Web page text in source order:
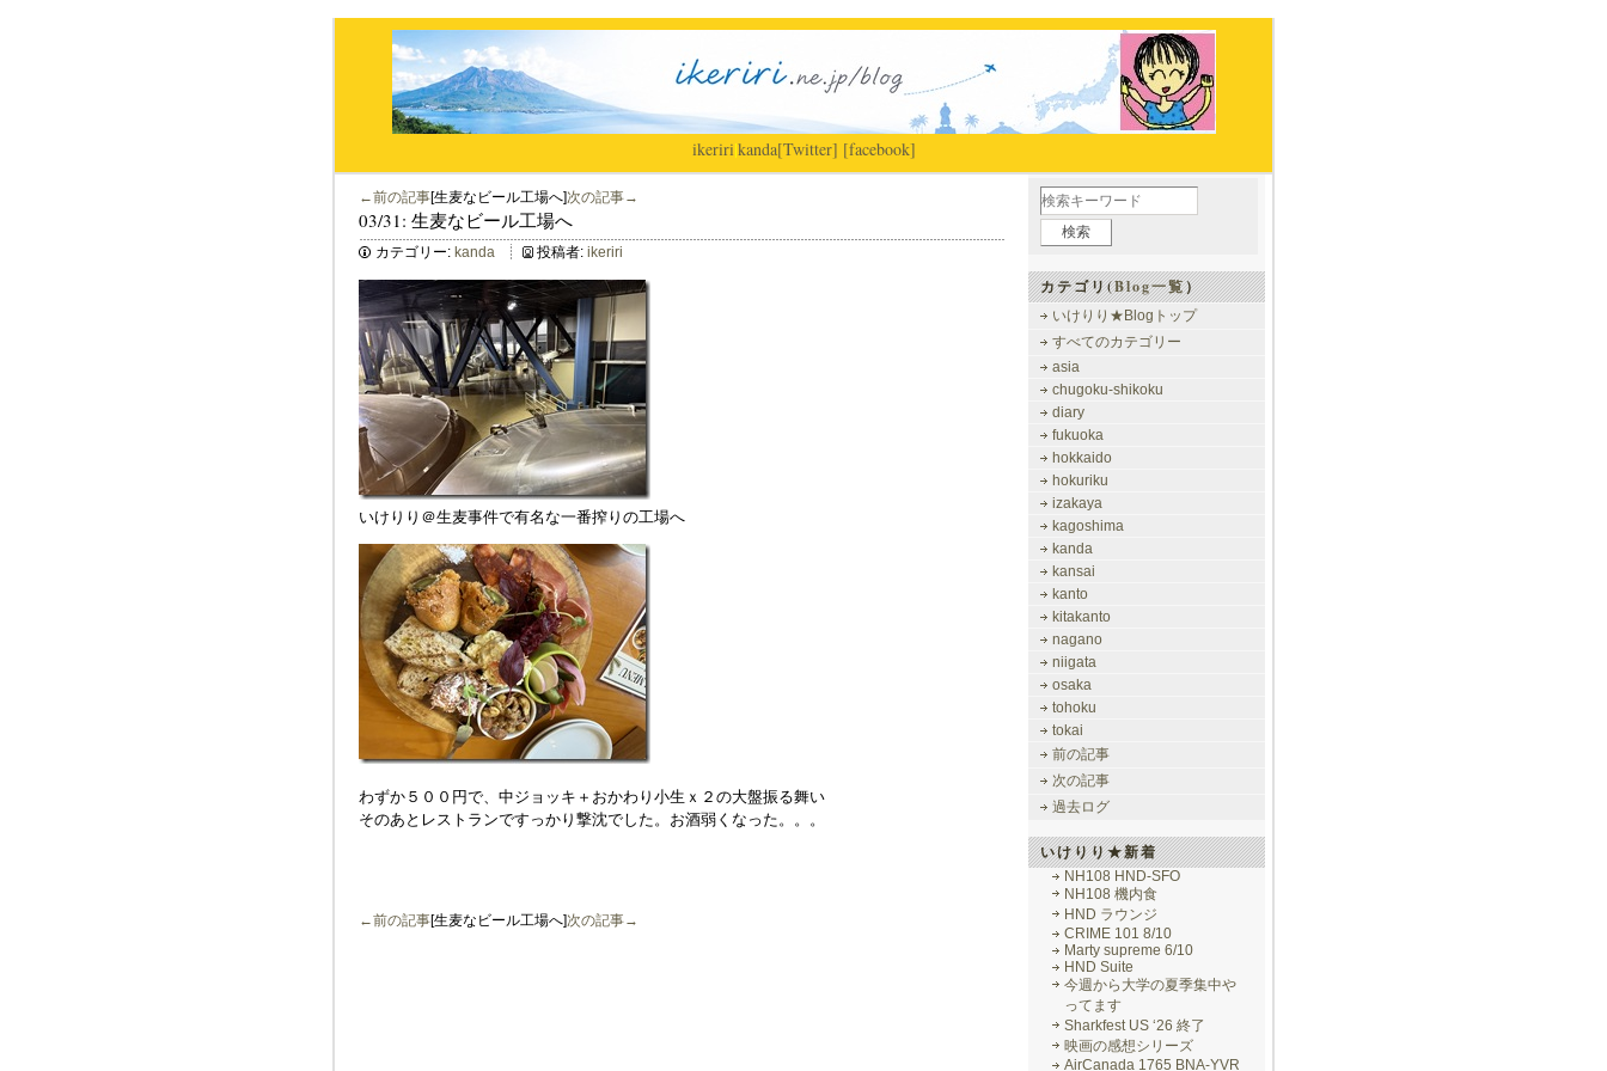
ikeriri|kanda[Twitter] [facebook]
←前の記事[生麦なビール工場へ]次の記事→
03/31: 生麦なビール工場へ
カテゴリー: kanda 投稿者: ikeriri
いけりり＠生麦事件で有名な一番搾りの工場へ
わずか５００円で、中ジョッキ＋おかわり小生ｘ２の大盤振る舞い
そのあとレストランですっかり撃沈でした。お酒弱くなった。。。
←前の記事[生麦なビール工場へ]次の記事→
カテゴリ(Blog一覧）
いけりり★Blogトップ
すべてのカテゴリー
asia
chugoku-shikoku
diary
fukuoka
hokkaido
hokuriku
izakaya
kagoshima
kanda
kansai
kanto
kitakanto
nagano
niigata
osaka
tohoku
tokai
前の記事
次の記事
過去ログ
いけりり★新着
NH108 HND-SFO
NH108 機内食
HND ラウンジ
CRIME 101 8/10
Marty supreme 6/10
HND Suite
今週から大学の夏季集中や
ってます
Sharkfest US ‘26 終了
映画の感想シリーズ
AirCanada 1765 BNA-YVR